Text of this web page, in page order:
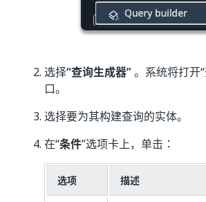
选择“查询生成器”。系统将打开
口。
选择要为其构建查询的实体。
在“条件”选项卡上，单击：
选项 描述